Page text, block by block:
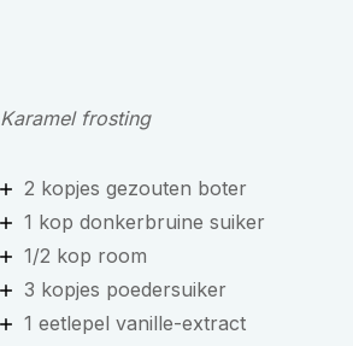
Karamel frosting
2 kopjes gezouten boter
1 kop donkerbruine suiker
1/2 kop room
3 kopjes poedersuiker
1 eetlepel vanille-extract